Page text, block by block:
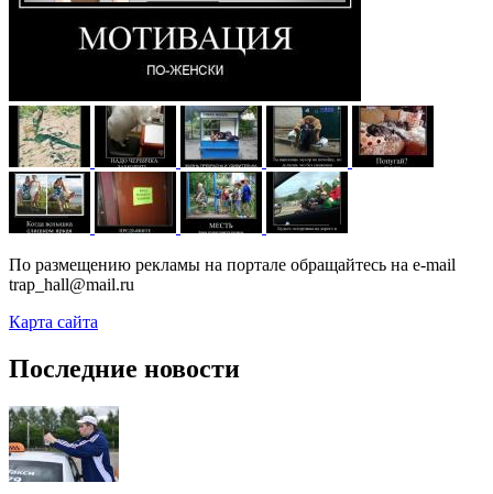
По размещению рекламы на портале обращайтесь на e-mail
trap_hall@mail.ru
Карта сайта
Последние новости